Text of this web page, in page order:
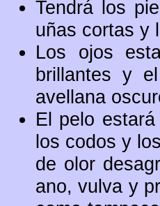
Tendrá los
uñas cortas y
Los ojos
brillantes y
avellana
El pelo
los codos y
de olor
ano, vulva y